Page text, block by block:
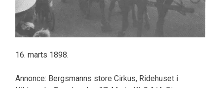
16. marts 1898.
Annonce: Bergsmanns store Cirkus, Ridehuset i